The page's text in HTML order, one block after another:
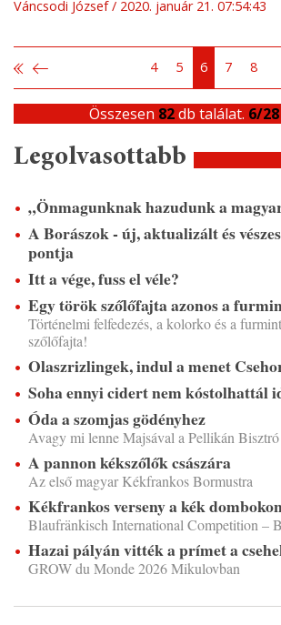
Váncsodi József 2020. január 21. 07:54:43
4 5 6 7 8
Összesen 82db találat. 6/28
Legolvasottabb
„Önmagunknak hazudunk a
A Borászok - új, aktualizált és
pontja
Itt a vége, fuss el véle?
Egy török szőlőfajta azonos a
Történelmi felfedezés, a kolorko és a
szőlőfajta!
Olaszrizlingek, indul a menet
Soha ennyi cidert nem kóstolhattál
Óda a szomjas gödényhez
Avagy mi lenne Majsával a Pellikán
A pannon kékszőlők császára
Az első magyar Kékfrankos Bormustra
Kékfrankos verseny a kék
Blaufränkisch International Competition –
Hazai pályán vitték a prímet a
GROW du Monde 2026 Mikulovban